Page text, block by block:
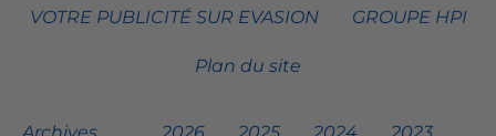
VOTRE PUBLICITÉ SUR EVASION GROUPE HPI
Plan du site
Archives 2026 2025 2024 2023